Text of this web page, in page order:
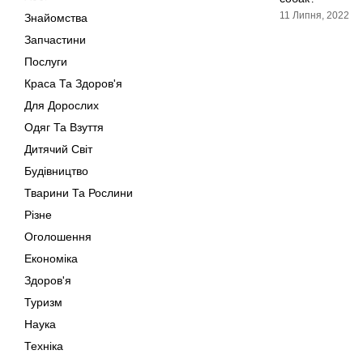
Знайомства
Запчастини
Послуги
Краса Та Здоров'я
Для Дорослих
Одяг Та Взуття
Дитячий Світ
Будівництво
Тварини Та Рослини
Різне
Оголошення
Економіка
Здоров'я
Туризм
Наука
Техніка
11 Липня, 2022